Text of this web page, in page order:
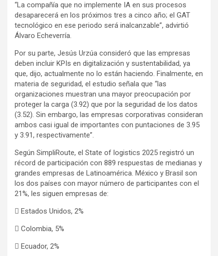
“La compañía que no implemente IA en sus procesos
desaparecerá en los próximos tres a cinco año; el GAT
tecnológico en ese periodo será inalcanzable”, advirtió
Álvaro Echeverría.
Por su parte, Jesús Urzúa consideró que las empresas
deben incluir KPIs en digitalización y sustentabilidad, ya
que, dijo, actualmente no lo están haciendo. Finalmente, en
materia de seguridad, el estudio señala que “las
organizaciones muestran una mayor preocupación por
proteger la carga (3.92) que por la seguridad de los datos
(3.52). Sin embargo, las empresas corporativas consideran
ambos casi igual de importantes con puntaciones de 3.95
y 3.91, respectivamente”.
Según SimpliRoute, el State of logistics 2025 registró un
récord de participación con 889 respuestas de medianas y
grandes empresas de Latinoamérica. México y Brasil son
los dos países con mayor número de participantes con el
21%, les siguen empresas de:
 Estados Unidos, 2%
 Colombia, 5%
 Ecuador, 2%